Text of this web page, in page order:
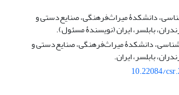
دانشکدۀ میراث‌فرهنگی، صنایع‌دستی و
بابلسر، ایران (نویسندۀ مسئول).
دانشکدۀ میراث‌فرهنگی، صنایع‌دستی و
بابلسر، ایران.
10.22084/